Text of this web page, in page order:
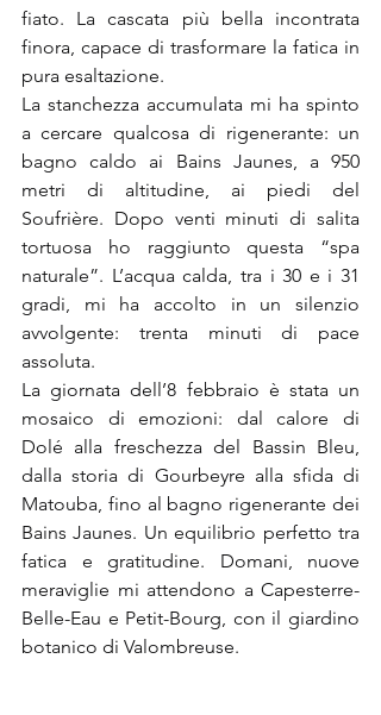
fiato. La cascata più bella incontrata
finora, capace di trasformare la fatica in
pura esaltazione.
La stanchezza accumulata mi ha spinto
a cercare qualcosa di rigenerante: un
bagno caldo ai Bains Jaunes, a 950
metri di altitudine, ai piedi del
Soufrière. Dopo venti minuti di salita
tortuosa ho raggiunto questa “spa
naturale”. L’acqua calda, tra i 30 e i 31
gradi, mi ha accolto in un silenzio
avvolgente: trenta minuti di pace
assoluta.
La giornata dell’8 febbraio è stata un
mosaico di emozioni: dal calore di
Dolé alla freschezza del Bassin Bleu,
dalla storia di Gourbeyre alla sfida di
Matouba, fino al bagno rigenerante dei
Bains Jaunes. Un equilibrio perfetto tra
fatica e gratitudine. Domani, nuove
meraviglie mi attendono a Capesterre-
Belle-Eau e Petit-Bourg, con il giardino
botanico di Valombreuse.